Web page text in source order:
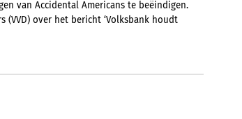
van Accidental Americans te beëindigen.
(VVD) over het bericht ‘Volksbank houdt